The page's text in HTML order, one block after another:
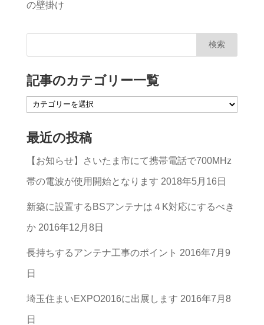
の壁掛け
記事のカテゴリー一覧
記
の
カ
テ
ゴ
リ
ー
一
最近の投稿
【お知らせ】さいたま市にて携帯電話で700MHz
帯の電波が使用開始となります 2018年5月16日
新築に設置するBSアンテナは４K対応にするべき
か 2016年12月8日
長持ちするアンテナ工事のポイント 2016年7月9
日
埼玉住まいEXPO2016に出展します 2016年7月8
日